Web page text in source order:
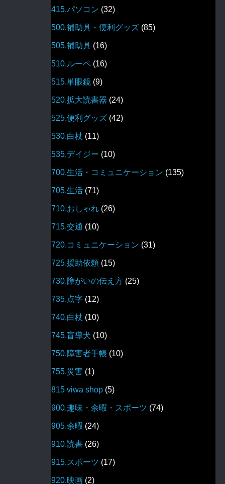
415.パソコン (32)
500.補助具・便利グッズ (85)
505.補助具 (16)
510.ルーペ (16)
515.単眼鏡 (9)
520.拡大読書器 (24)
525.便利グッズ (42)
530.白杖 (11)
535.デイジー (10)
700.生活・コミュニケーション (135)
705.生活 (71)
710.おしゃれ (26)
715.交通 (10)
720.コミュニケーション (31)
725.援助依頼 (15)
730.障がいの伝え方 (25)
735.点字 (12)
740.白杖 (10)
745.盲導犬 (10)
750.障害者手帳 (10)
755.災害 (1)
815 viwa shop (5)
900.趣味・余暇・スポーツ (74)
905.余暇 (24)
910.読書 (26)
915.スポーツ (17)
920.映画 (2)